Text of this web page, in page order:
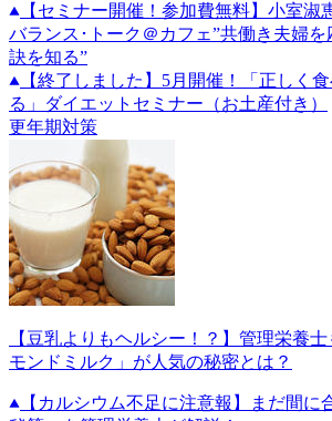
【セミナー開催！参加費無料】小室淑
バランス･トーク＠カフェ”共働き夫婦
訣を知る”
【終了しました】5月開催！「正しく
る」ダイエットセミナー（お土産付き）
更年期対策
【豆乳よりもヘルシー！？】管理栄養
モンドミルク」が人気の秘密とは？
【カルシウム不足に注意報】まだ間に